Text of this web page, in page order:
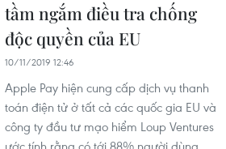
tầm ngắm điều tra chống
độc quyền của EU
10/11/2019 12:46
Apple Pay hiện cung cấp dịch vụ thanh
toán điện tử ở tất cả các quốc gia EU và
công ty đầu tư mạo hiểm Loup Ventures
ước tính rằng có tới 88% người dùng